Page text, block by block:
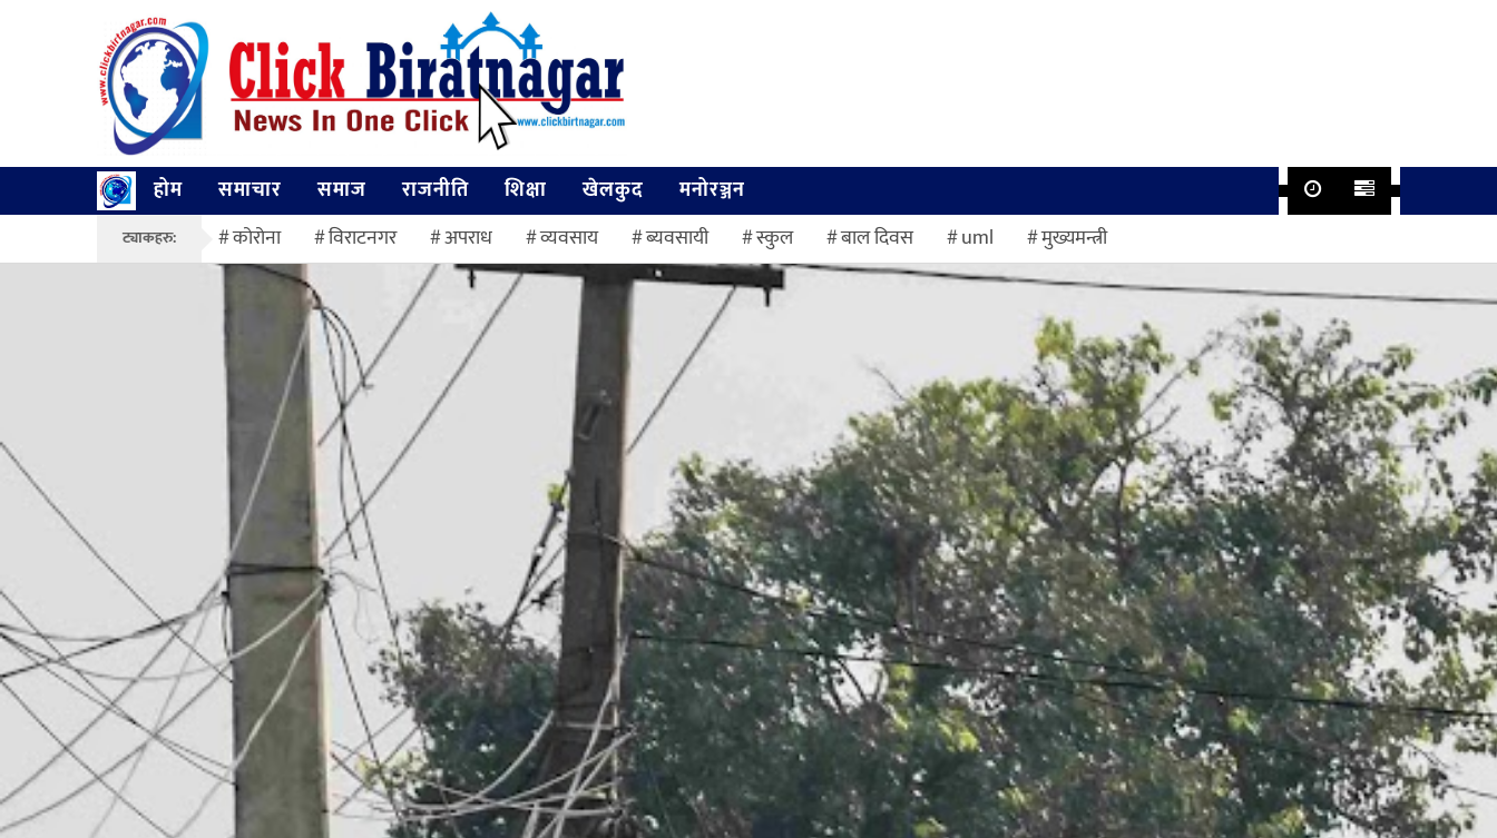
होम समाचार समाज राजनीति शिक्षा खेलकुद मनोरञ्जन
ट्याकहरु: कोरोना विराटनगर अपराध व्यवसाय ब्यवसायी स्कुल बाल दिवस uml मुख्यमन्त्री